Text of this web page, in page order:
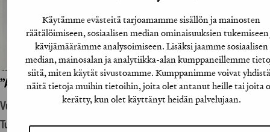
Käytämme evästeitä tarjoamamme sisällön ja mainosten
räätälöimiseen, sosiaalisen median ominaisuuksien
kävijämäärämme analysoimiseen. Lisäksi jaamme sosiaalisen
median, mainosalan ja analytiikka-alan kumppaneillemme
siitä, miten käytät sivustoamme. Kumppanimme voivat
näitä tietoja muihin tietoihin, joita olet antanut heille tai joita
kerätty, kun olet käyttänyt heidän palvelujaan.
”A-lehtien suoramainoslähetys”
Vuosikirjatyö
Tuotantohyödykemainonta